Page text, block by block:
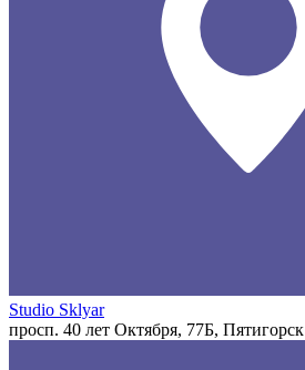
Studio Sklyar
просп. 40 лет Октября, 77Б, Пятигорск